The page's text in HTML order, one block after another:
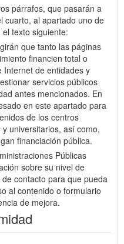
párrafos, que pasarán a
cuarto, al apartado uno de
texto siguiente:
que tanto las páginas
financien total o
Internet de entidades y
servicios públicos
antes mencionados. En
en este apartado para
de los centros
universitarios, así como,
financiación pública.
Públicas
sobre su nivel de
contacto para que pueda
al contenido o formulario
de mejora.